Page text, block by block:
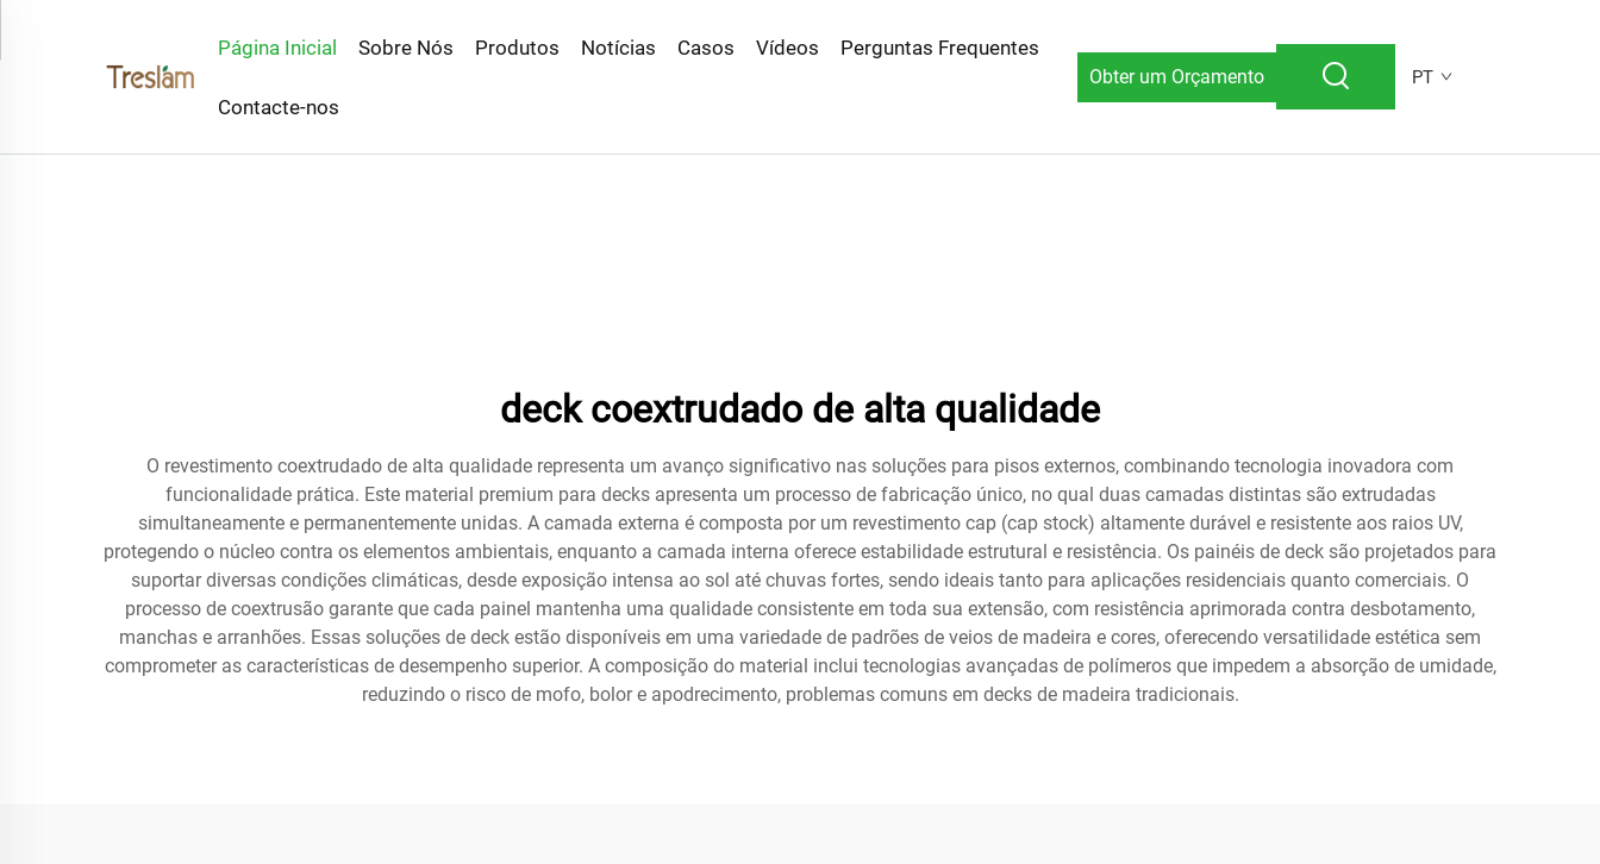
Página Inicial Sobre Nós Produtos Notícias Casos Vídeos Perguntas Frequentes
Contacte-nos
Obter um Orçamento PT
deck coextrudado de alta qualidade
O revestimento coextrudado de alta qualidade representa um avanço significativo nas soluções para pisos externos, combinando tecnologia inovadora com
funcionalidade prática. Este material premium para decks apresenta um processo de fabricação único, no qual duas camadas distintas são extrudadas
simultaneamente e permanentemente unidas. A camada externa é composta por um revestimento cap (cap stock) altamente durável e resistente aos raios UV,
protegendo o núcleo contra os elementos ambientais, enquanto a camada interna oferece estabilidade estrutural e resistência. Os painéis de deck são projetados para
suportar diversas condições climáticas, desde exposição intensa ao sol até chuvas fortes, sendo ideais tanto para aplicações residenciais quanto comerciais. O
processo de coextrusão garante que cada painel mantenha uma qualidade consistente em toda sua extensão, com resistência aprimorada contra desbotamento,
manchas e arranhões. Essas soluções de deck estão disponíveis em uma variedade de padrões de veios de madeira e cores, oferecendo versatilidade estética sem
comprometer as características de desempenho superior. A composição do material inclui tecnologias avançadas de polímeros que impedem a absorção de umidade,
reduzindo o risco de mofo, bolor e apodrecimento, problemas comuns em decks de madeira tradicionais.